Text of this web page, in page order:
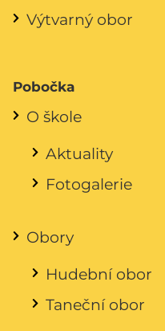
Výtvarný obor
Pobočka
O škole
Aktuality
Fotogalerie
Obory
Hudební obor
Taneční obor